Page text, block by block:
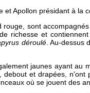
Apollon présidant à la
sont
richesse et
déroulé. Au-dessus
jaunes ayant au
et drapées,
où se jouent des